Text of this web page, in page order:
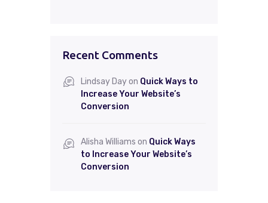
Recent Comments
Lindsay Dayon Quick Ways to
Increase Your Website’s
Conversion
Alisha Williams on Quick Ways
to Increase Your Website’s
Conversion